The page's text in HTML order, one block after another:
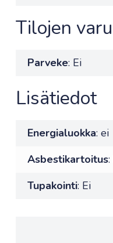
Tilojen
Parveke: Ei
Lisätiedot
Energialuokka: ei
Asbestikartoitus:
Tupakointi: Ei